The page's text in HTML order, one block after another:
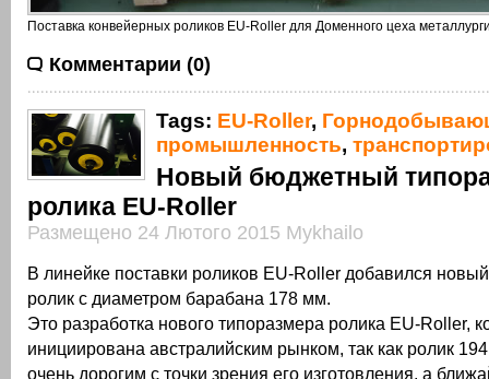
Поставка конвейерных роликов EU-Roller для Доменного цеха
Комментарии (0)
Tags: EU-Roller,
промышленность,
Новый бюджетный
ролика EU-Roller
Размещено 24 Лютого 2015 Mykhailo
В линейке поставки роликов EU-Roller добавился
ролик с диаметром барабана 178 мм.
Это разработка нового типоразмера ролика EU-Roller,
инициирована австралийским рынком, так как ролик
очень дорогим с точки зрения его изготовления, а